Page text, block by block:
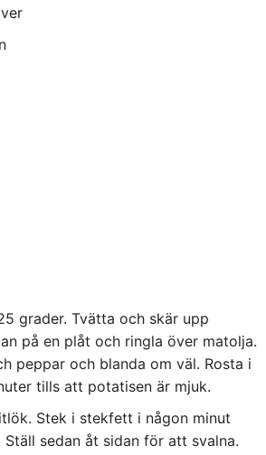
grader. Tvätta och skär upp
på en plåt och ringla över matolja.
peppar och blanda om väl. Rosta i
tills att potatisen är mjuk.
Stek i stekfett i någon minut
sedan åt sidan för att svalna.